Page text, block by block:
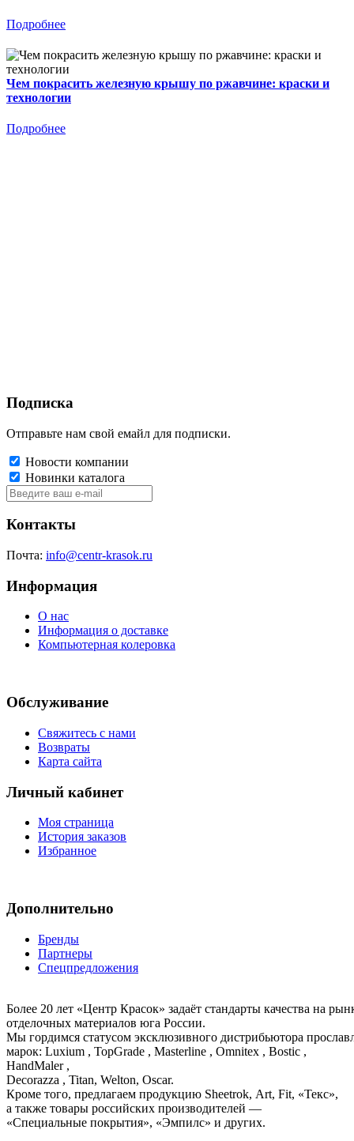
Подробнее
Чем покрасить железную крышу по ржавчине: краски и
технологии
Подробнее
Подписка
Отправьте нам свой емайл для подписки.
Новости компании
Новинки каталога
Контакты
Почта: info@centr-krasok.ru
Информация
О нас
Информация о доставке
Компьютерная колеровка
Обслуживание
Свяжитесь с нами
Возвраты
Карта сайта
Личный кабинет
Моя страница
История заказов
Избранное
Дополнительно
Бренды
Партнеры
Спецпредложения
Более 20 лет «Центр Красок» задаёт стандарты качества на
отделочных материалов юга России.
Мы гордимся статусом эксклюзивного дистрибьютора
марок: Luxium , TopGrade , Masterline , Omnitex , Bostic ,
HandMaler ,
Decorazza , Titan, Welton, Oscar.
Кроме того, предлагаем продукцию Sheetrok, Art, Fit, «Текс»,
а также товары российских производителей —
«Специальные покрытия», «Эмпилс» и других.